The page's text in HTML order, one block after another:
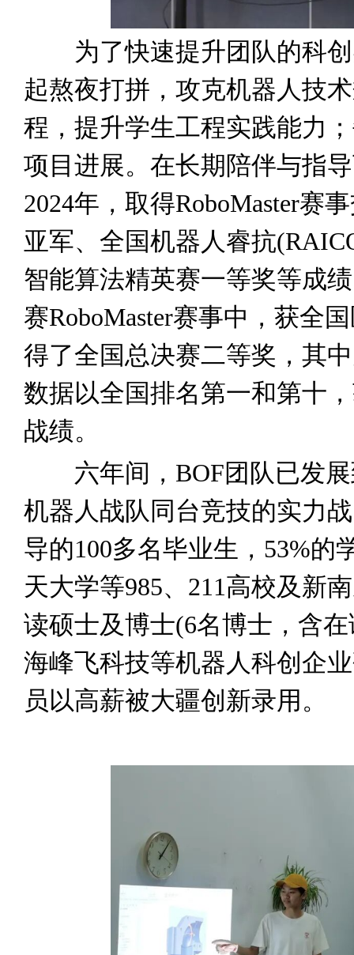
为了快速提升团队的科创
起熬夜打拼，攻克机器人技
程，提升学生工程实践能力
项目进展。在长期陪伴与指
2024年，取得RoboMaster赛
亚军、全国机器人睿抗
智能算法精英赛一等奖等成
赛RoboMaster赛事中，获全
得了全国总决赛二等奖，其
数据以全国排名第一和第十
战绩。
六年间，BOF团队已发展
机器人战队同台竞技的实力
导的100多名毕业生，53%的
天大学等985、211高校及新
读硕士及博士(6名博士，含
海峰飞科技等机器人科创企
员以高薪被大疆创新录用。